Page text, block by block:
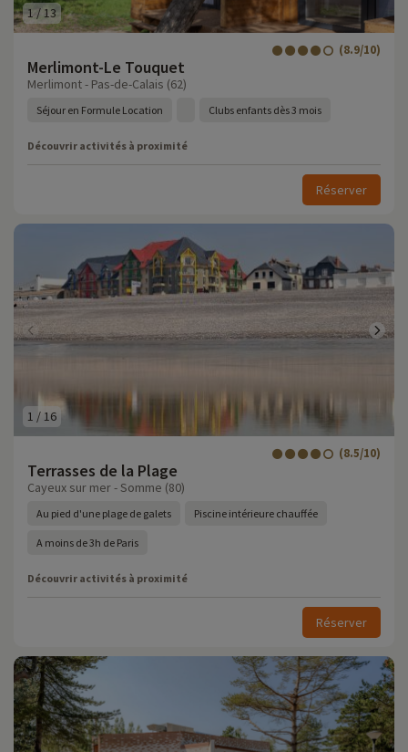
1/13
Merlimont-Le Touquet
(8.9/10)
Merlimont - Pas-de-Calais (62)
Séjour en Formule Location Clubs enfants dès 3 mois
Découvrir activités à proximité
Réserver
1 /16
Terrasses de la Plage
(8.5/10)
Cayeux sur mer - Somme (80)
Au pied d'une plage de galets Piscine intérieure chauffée
A moins de 3h de Paris
Découvrir activités à proximité
Réserver